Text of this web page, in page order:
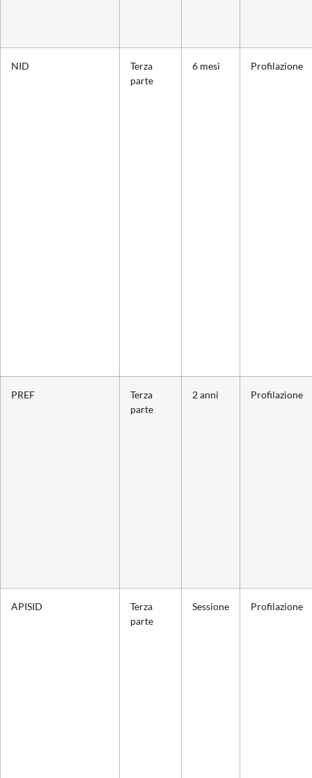
NID
Terza
parte
6 mesi Profilazione
PREF
Terza
parte
2 anni Profilazione
APISID
Terza
parte
Sessione Profilazione